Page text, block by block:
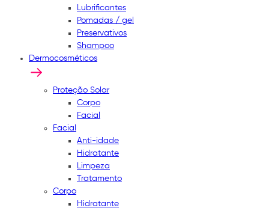
Lubrificantes
Pomadas / gel
Preservativos
Shampoo
Dermocosméticos
Proteção Solar
Corpo
Facial
Facial
Anti-idade
Hidratante
Limpeza
Tratamento
Corpo
Hidratante